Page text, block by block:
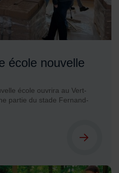
école nouvelle
école ouvrira au Vert-
partie du stade Fernand-